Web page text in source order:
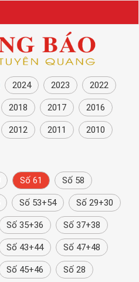
2024 2023 2022
2018 2017 2016
2012 2011 2010
Số 61 Số 58
Số 53+54 Số 29+30
Số 35+36 Số 37+38
Số 43+44 Số 47+48
Số 45+46 Số 28